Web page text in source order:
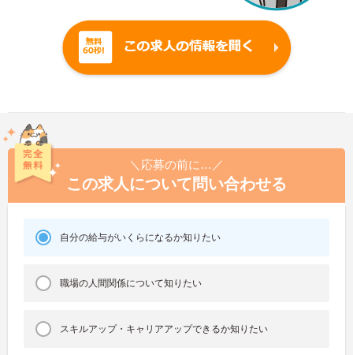
＼応募の前に…／
この求人について問い合わせる
自分の給与がいくらになるか知りたい
職場の人間関係について知りたい
スキルアップ・キャリアアップできるか知りたい